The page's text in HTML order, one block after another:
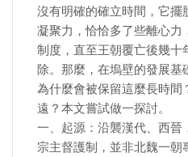
沒有明確的確立時間，它擺
凝聚力，恰恰多了些離心力
制度，直至王朝覆亡後幾十
除。那麼，在塢壁的發展基
為什麼會被保留這麼長時間
遠？本文嘗試做一探討。
一、起源：沿襲漢代、西晉
宗主督護制，並非北魏一朝